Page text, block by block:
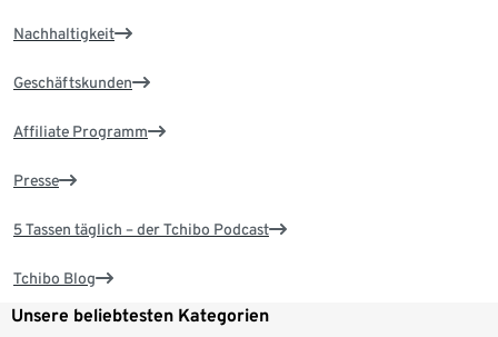
Nachhaltigkeit
Geschäftskunden
Affiliate Programm
Presse
5 Tassen täglich – der Tchibo Podcast
Tchibo Blog
Unsere beliebtesten Kategorien